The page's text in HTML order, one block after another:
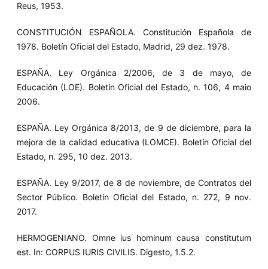
Reus, 1953.
CONSTITUCIÓN ESPAÑOLA. Constitución Española de
1978. Boletín Oficial del Estado, Madrid, 29 dez. 1978.
ESPAÑA. Ley Orgánica 2/2006, de 3 de mayo, de
Educación (LOE). Boletín Oficial del Estado, n. 106, 4 maio
2006.
ESPAÑA. Ley Orgánica 8/2013, de 9 de diciembre, para la
mejora de la calidad educativa (LOMCE). Boletín Oficial del
Estado, n. 295, 10 dez. 2013.
ESPAÑA. Ley 9/2017, de 8 de noviembre, de Contratos del
Sector Público. Boletín Oficial del Estado, n. 272, 9 nov.
2017.
HERMOGENIANO. Omne ius hominum causa constitutum
est. In: CORPUS IURIS CIVILIS. Digesto, 1.5.2.